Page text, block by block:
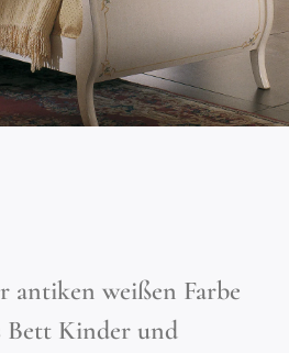
antiken weißen Farbe
Bett Kinder und